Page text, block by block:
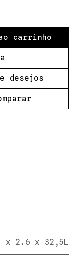
carrinho
desejos
x 2.6 x 32,5L